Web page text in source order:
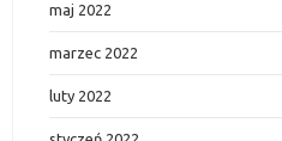
maj 2022
marzec 2022
luty 2022